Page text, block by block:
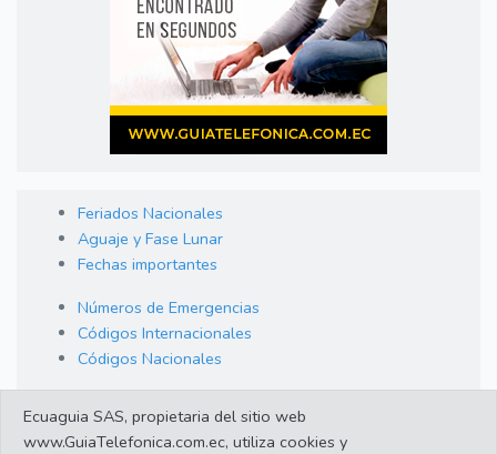
Feriados Nacionales
Aguaje y Fase Lunar
Fechas importantes
Números de Emergencias
Códigos Internacionales
Códigos Nacionales
Cambio de Divisas
Ecuaguia SAS, propietaria del sitio web
www.GuiaTelefonica.com.ec, utiliza cookies y